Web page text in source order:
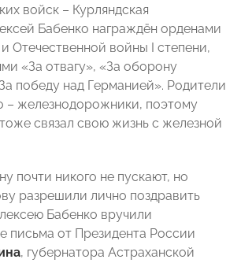
войск – Курляндская
Бабенко награждён орденами
Отечественной войны I степени,
«За отвагу», «За оборону
победу над Германией». Родители
– железнодорожники, поэтому
связал свою жизнь с железной
почти никого не пускают, но
разрешили лично поздравить
Бабенко вручили
письма от Президента России
, губернатора Астраханской